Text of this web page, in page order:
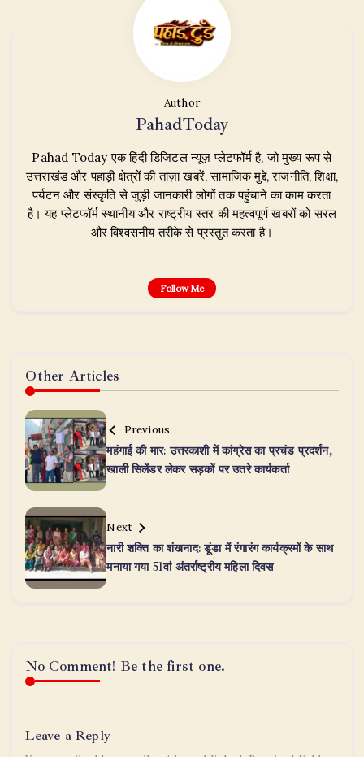
Author
PahadToday
Pahad Today एक हिंदी डिजिटल न्यूज़ प्लेटफॉर्म है, जो मुख्य रूप से
उत्तराखंड और पहाड़ी क्षेत्रों की ताज़ा खबरें, सामाजिक मुद्दे, राजनीति, शिक्षा,
पर्यटन और संस्कृति से जुड़ी जानकारी लोगों तक पहुंचाने का काम करता
है। यह प्लेटफॉर्म स्थानीय और राष्ट्रीय स्तर की महत्वपूर्ण खबरों को सरल
और विश्वसनीय तरीके से प्रस्तुत करता है।
Follow Me
Other Articles
Previous
महंगाई की मार: उत्तरकाशी में कांग्रेस का प्रचंड प्रदर्शन,
खाली सिलेंडर लेकर सड़कों पर उतरे कार्यकर्ता
Next
नारी शक्ति का शंखनाद: डूंडा में रंगारंग कार्यक्रमों के साथ
मनाया गया 51वां अंतर्राष्ट्रीय महिला दिवस
No Comment! Be the first one.
Leave a Reply